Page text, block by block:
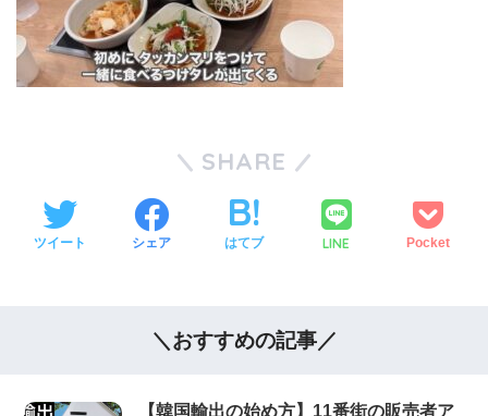
SHARE
ツイート シェア はてブ LINE Pocket
＼おすすめの記事／
【韓国輸出の始め方】11番街の販売者ア